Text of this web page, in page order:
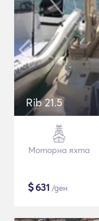
Rib 21.5
Моторна яхта
$631 /ден